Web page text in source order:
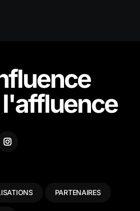
l'affluence
PARTENAIRES